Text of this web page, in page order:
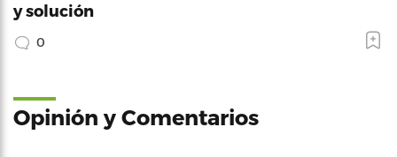
y solución
0
Opinión y Comentarios